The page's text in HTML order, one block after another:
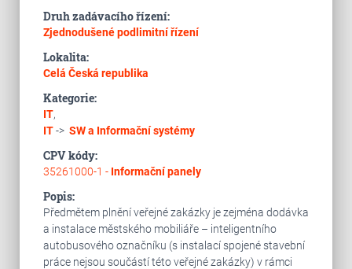
Druh zadávacího řízení:
Zjednodušené podlimitní řízení
Lokalita:
Celá Česká republika
Kategorie:
IT,
IT-> SW a Informační systémy
CPV kódy:
35261000-1 - Informační panely
Popis:
Předmětem plnění veřejné zakázky je zejména dodávka
a instalace městského mobiliáře – inteligentního
autobusového označníku (s instalací spojené stavební
práce nejsou součástí této veřejné zakázky) v rámci